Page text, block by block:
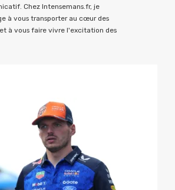
Chez Intensemans.fr, je
à vous transporter au cœur des
à vous faire vivre l'excitation des